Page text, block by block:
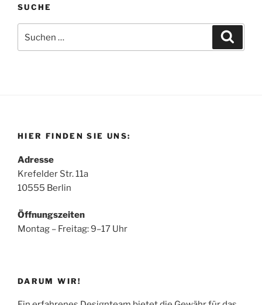
SUCHE
nach:
HIER FINDEN SIE UNS:
Adresse
Krefelder Str. 11a
10555 Berlin
Öffnungszeiten
Montag – Freitag: 9–17 Uhr
DARUM WIR!